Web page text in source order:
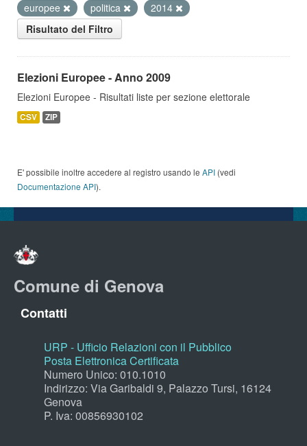
europee
politica
2014
Risultato del Filtro
Elezioni Europee - Anno 2009
Elezioni Europee - Risultati liste per sezione elettorale
CSV ZIP
E' possibile inoltre accedere al registro usando le API (vedi
Documentazione API).
Comune di Genova
Contatti
URP - Ufficio Relazioni con il Pubblico
Posta Elettronica Certificata
Numero Unico: 010.1010
Indirizzo: Via Garibaldi 9, Palazzo Tursi, 16124
Genova
P. Iva: 00856930102